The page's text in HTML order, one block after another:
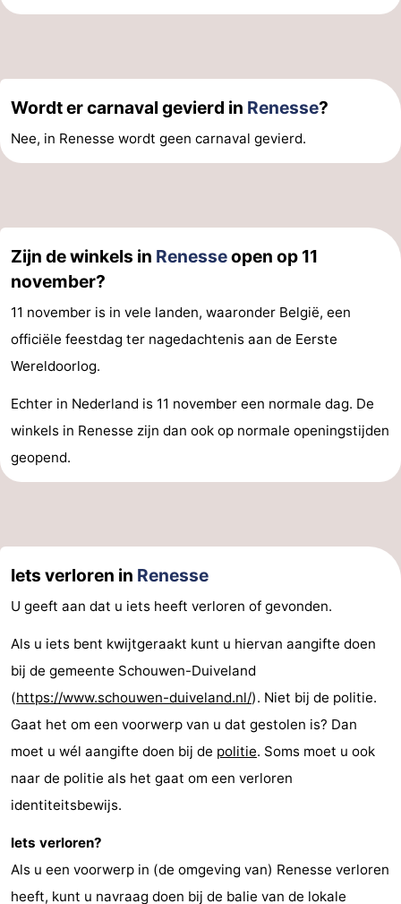
Wordt er carnaval gevierd in Renesse?
Nee, in Renesse wordt geen carnaval gevierd.
Zijn de winkels in Renesseopen op 11
november?
11 november is in vele landen, waaronder België, een
officiële feestdag ter nagedachtenis aan de Eerste
Wereldoorlog.
Echter in Nederland is 11 november een normale dag. De
winkels in Renesse zijn dan ook op normale openingstijden
geopend.
Iets verloren in Renesse
U geeft aan dat u iets heeft verloren of gevonden.
Als u iets bent kwijtgeraakt kunt u hiervan aangifte doen
bij de gemeente Schouwen-Duiveland
(https://www.schouwen-duiveland.nl/). Niet bij de politie.
Gaat het om een voorwerp van u dat gestolen is? Dan
moet u wél aangifte doen bij de politie. Soms moet u ook
naar de politie als het gaat om een verloren
identiteitsbewijs.
Iets verloren?
Als u een voorwerp in (de omgeving van) Renesse verloren
heeft, kunt u navraag doen bij de balie van de lokale